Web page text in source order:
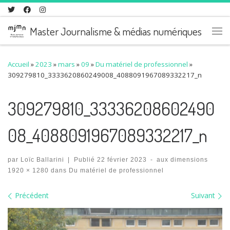
Skip to content
Master Journalisme & médias numériques
Accueil »2023 »mars »09 »Du matériel de professionnel »
309279810_3333620860249008_4088091967089332217_n
309279810_33336208602490
08_4088091967089332217_n
par Loïc Ballarini | Publié 22 février 2023 -
aux dimensions
1920 × 1280 dans Du matériel de professionnel
Navigation des images
Précédent Suivant